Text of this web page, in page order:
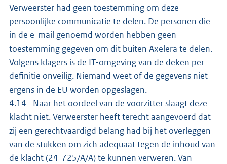
Verweerster had geen toestemming om deze
persoonlijke communicatie te delen. De personen die
in de e-mail genoemd worden hebben geen
toestemming gegeven om dit buiten Axelera te delen.
Volgens klagers is de IT-omgeving van de deken per
definitie onveilig. Niemand weet of de gegevens niet
ergens in de EU worden opgeslagen.
4.14 Naar het oordeel van de voorzitter slaagt deze
klacht niet. Verweerster heeft terecht aangevoerd dat
zij een gerechtvaardigd belang had bij het overleggen
van de stukken om zich adequaat tegen de inhoud van
de klacht (24-725/A/A) te kunnen verweren. Van